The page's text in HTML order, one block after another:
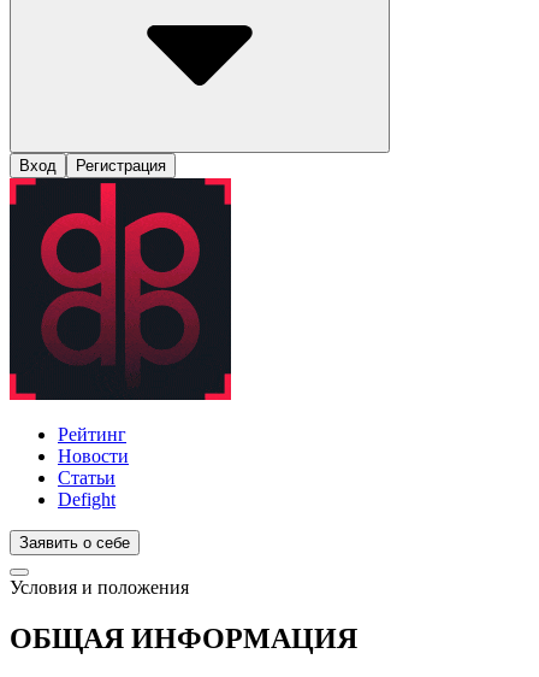
Вход Регистрация
Рейтинг
Новости
Статьи
Defight
Заявить о себе
Условия и положения
ОБЩАЯ ИНФОРМАЦИЯ